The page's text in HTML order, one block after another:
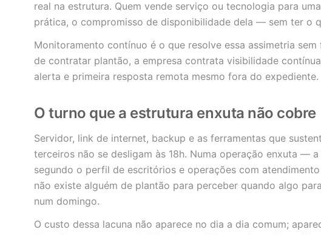
real na estrutura. Quem vende serviço ou tecnologia para
prática, o compromisso de disponibilidade dela — sem ter o
Monitoramento contínuo é o que resolve essa assimetria
de contratar plantão, a empresa contrata visibilidade
alerta e primeira resposta remota mesmo fora do expediente.
O turno que a estrutura enxuta não cobre
Servidor, link de internet, backup e as ferramentas que
terceiros não se desligam às 18h. Numa operação enxuta — a
segundo o perfil de escritórios e operações com
não existe alguém de plantão para perceber quando algo
num domingo.
O custo dessa lacuna não aparece no dia a dia comum;